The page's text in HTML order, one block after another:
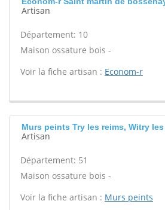
Artisan
Département: 10
Maison ossature bois -
Voir la fiche artisan : Econom-r
Murs peints Try les reims, Witry les
Artisan
Département: 51
Maison ossature bois -
Voir la fiche artisan : Murs peints